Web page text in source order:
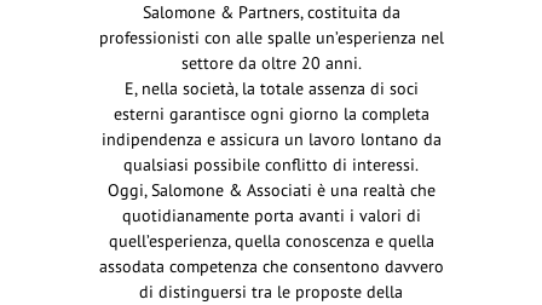
Salomone & Partners, costituita da
professionisti con alle spalle un’esperienza nel
settore da oltre 20 anni.
E, nella società, la totale assenza di soci
esterni garantisce ogni giorno la completa
indipendenza e assicura un lavoro lontano da
qualsiasi possibile conflitto di interessi.
Oggi, Salomone & Associati è una realtà che
quotidianamente porta avanti i valori di
quell’esperienza, quella conoscenza e quella
assodata competenza che consentono davvero
di distinguersi tra le proposte della